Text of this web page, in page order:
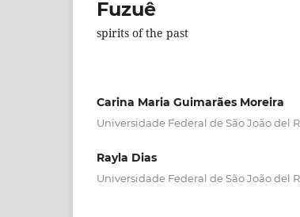
Fuzuê
spirits of the past
Carina Maria Guimarães Moreira
Universidade Federal de São João del
Rayla Dias
Universidade Federal de São João del